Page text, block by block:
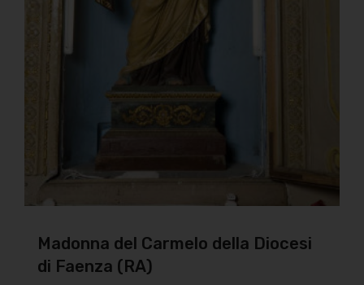
Madonna del Carmelo della Diocesi
di Faenza (RA)